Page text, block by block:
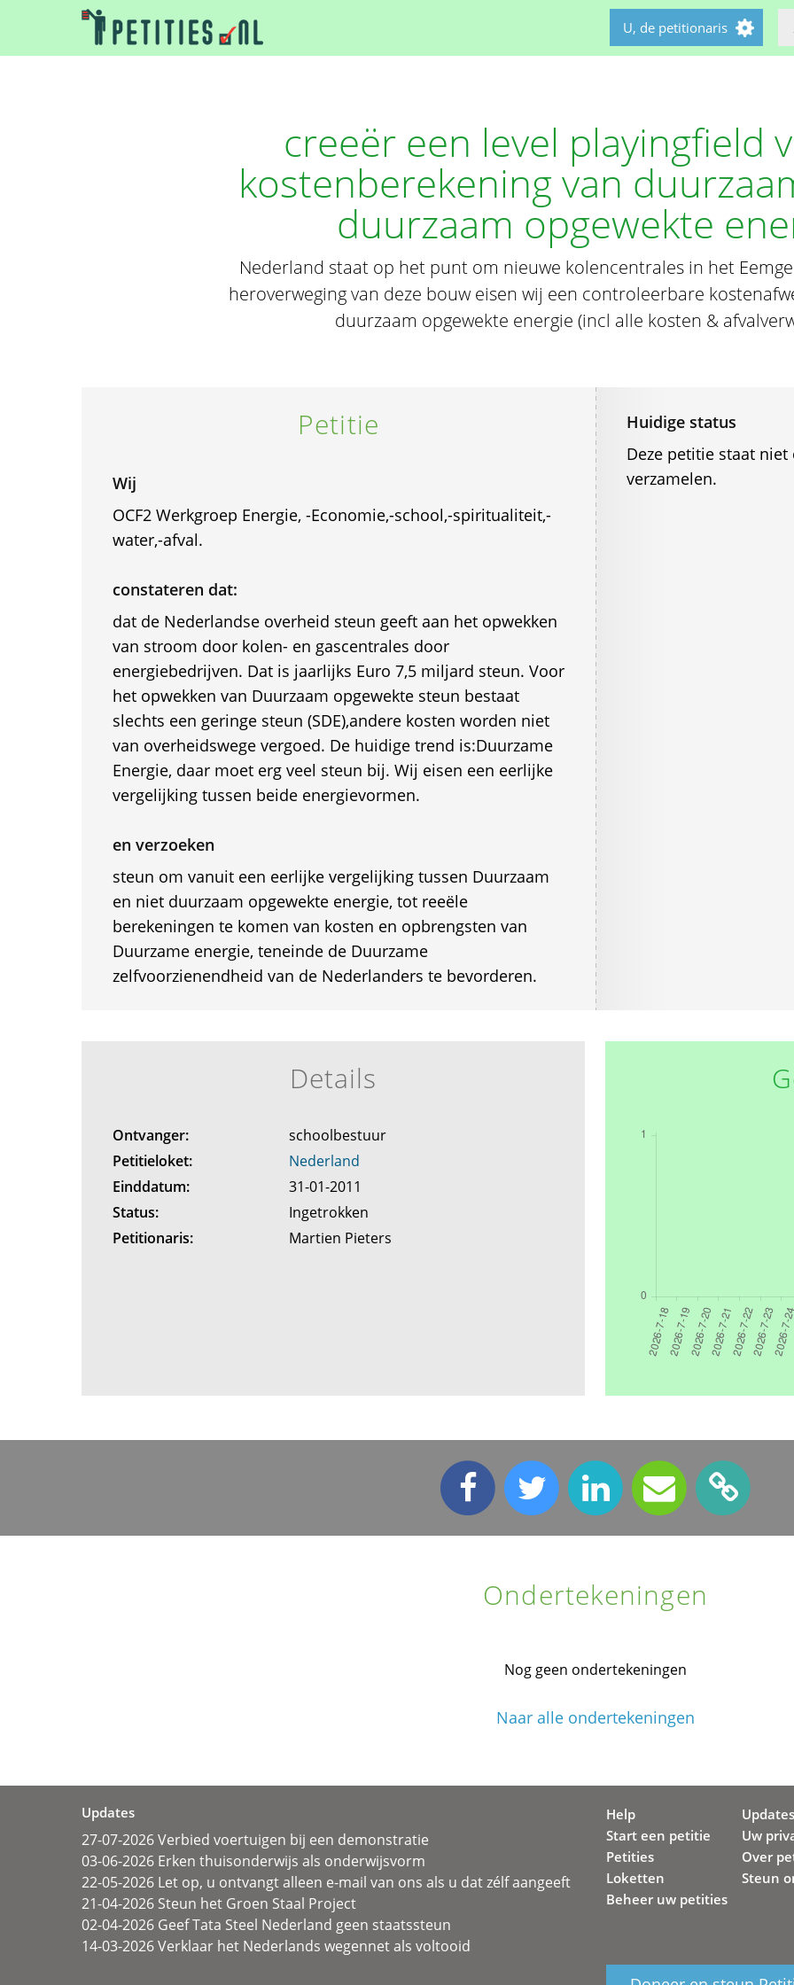
U, de petitionaris
creeër een level playingfield
kostenberekening van
duurzaam opgewekte
Nederland staat op het punt om nieuwe kolencentrales in het
heroverweging van deze bouw eisen wij een controleerbare
duurzaam opgewekte energie (incl alle kosten &
Petitie
Wij
OCF2 Werkgroep Energie, -Economie,-school,-spiritualiteit,-
water,-afval.
constateren dat:
dat de Nederlandse overheid steun geeft aan het opwekken
van stroom door kolen- en gascentrales door
energiebedrijven. Dat is jaarlijks Euro 7,5 miljard steun. Voor
het opwekken van Duurzaam opgewekte steun bestaat
slechts een geringe steun (SDE),andere kosten worden niet
van overheidswege vergoed. De huidige trend is:Duurzame
Energie, daar moet erg veel steun bij. Wij eisen een eerlijke
vergelijking tussen beide energievormen.
en verzoeken
steun om vanuit een eerlijke vergelijking tussen Duurzaam
en niet duurzaam opgewekte energie, tot reeële
berekeningen te komen van kosten en opbrengsten van
Duurzame energie, teneinde de Duurzame
zelfvoorzienendheid van de Nederlanders te bevorderen.
Huidige status
Deze petitie staat
verzamelen.
Details
Ontvanger:
schoolbestuur
Petitieloket:
Nederland
Einddatum:
31-01-2011
Status:
Ingetrokken
Petitionaris:
Martien Pieters
Ondertekeningen
Nog geen ondertekeningen
Naar alle ondertekeningen
Updates
27-07-2026 Verbied voertuigen bij een demonstratie
03-06-2026 Erken thuisonderwijs als onderwijsvorm
22-05-2026 Let op, u ontvangt alleen e-mail van ons als u dat zélf aangeeft
21-04-2026 Steun het Groen Staal Project
02-04-2026 Geef Tata Steel Nederland geen staatssteun
14-03-2026 Verklaar het Nederlands wegennet als voltooid
Help
Start een petitie
Petities
Loketten
Beheer uw petities
Updates
Uw
Over
Steun